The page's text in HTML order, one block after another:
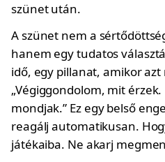
szünet után.
A szünet nem a
hanem egy tudatos
idő, egy pillanat, amikor
„Végiggondolom, mit
mondjak.” Ez egy belső
reagálj automatikusan.
játékaiba. Ne akarj